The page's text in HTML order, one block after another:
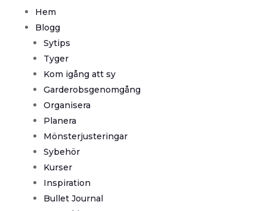
Hem
Blogg
Sytips
Tyger
Kom igång att sy
Garderobsgenomgång
Organisera
Planera
Mönsterjusteringar
Sybehör
Kurser
Inspiration
Bullet Journal